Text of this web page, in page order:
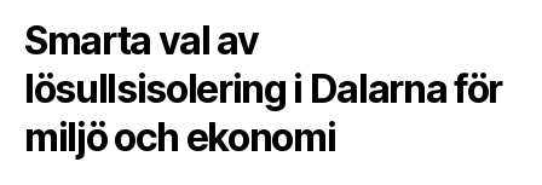
Smarta val av
lösullsisolering i Dalarna för
miljö och ekonomi